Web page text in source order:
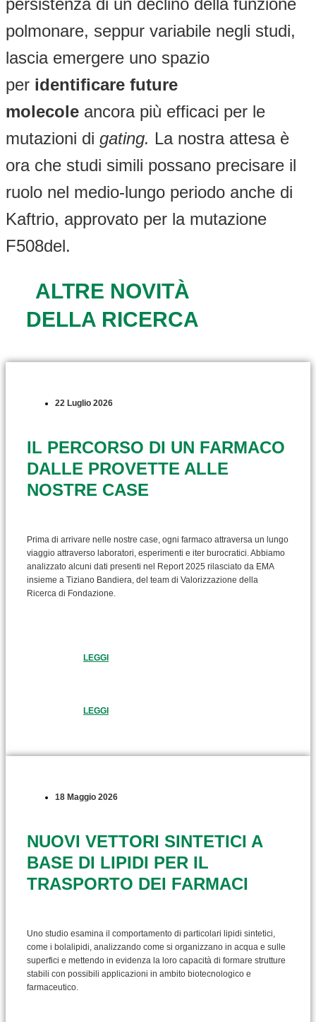
polmonare, seppur variabile negli studi,
lascia emergere uno spazio
per identificare future
molecole ancora più efficaci per le
mutazioni di gating. La nostra attesa è
ora che studi simili possano precisare il
ruolo nel medio-lungo periodo anche di
Kaftrio, approvato per la mutazione
F508del.
ALTRE NOVITÀ
DELLA RICERCA
22 Luglio 2026
IL PERCORSO DI UN FARMACO
DALLE PROVETTE ALLE
NOSTRE CASE
Prima di arrivare nelle nostre case, ogni farmaco attraversa un lungo
viaggio attraverso laboratori, esperimenti e iter burocratici. Abbiamo
analizzato alcuni dati presenti nel Report 2025 rilasciato da EMA
insieme a Tiziano Bandiera, del team di Valorizzazione della
Ricerca di Fondazione.
LEGGI
LEGGI
18 Maggio 2026
NUOVI VETTORI SINTETICI A
BASE DI LIPIDI PER IL
TRASPORTO DEI FARMACI
Uno studio esamina il comportamento di particolari lipidi sintetici,
come i bolalipidi, analizzando come si organizzano in acqua e sulle
superfici e mettendo in evidenza la loro capacità di formare strutture
stabili con possibili applicazioni in ambito biotecnologico e
farmaceutico.